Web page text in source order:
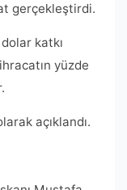
gerçekleştirdi.
katkı
yüzde
açıklandı.